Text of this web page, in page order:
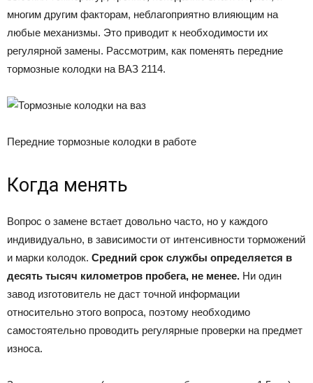
многим другим факторам, неблагоприятно влияющим на
любые механизмы. Это приводит к необходимости их
регулярной замены. Рассмотрим, как поменять передние
тормозные колодки на ВАЗ 2114.
Передние тормозные колодки в работе
Когда менять
Вопрос о замене встает довольно часто, но у каждого
индивидуально, в зависимости от интенсивности торможений
и марки колодок. Средний срок службы определяется в
десять тысяч километров пробега, не менее. Ни один
завод изготовитель не даст точной информации
относительно этого вопроса, поэтому необходимо
самостоятельно проводить регулярные проверки на предмет
износа.